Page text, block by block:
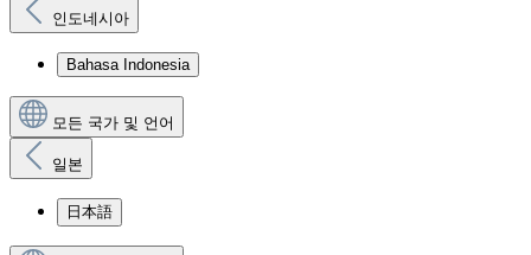
인도네시아
Bahasa Indonesia
모든 국가 및 언어
일본
日本語